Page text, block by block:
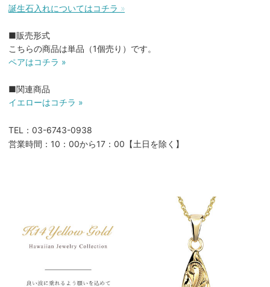
誕生石入れについてはコチラ »
■販売形式
こちらの商品は単品（1個売り）です。
ペアはコチラ »
■関連商品
イエローはコチラ »
TEL：03-6743-0938
営業時間：10：00から17：00【土日を除く】